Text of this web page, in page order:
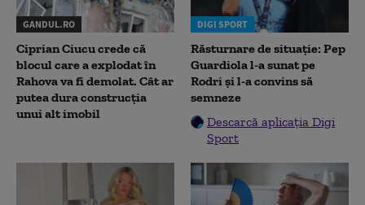
GANDUL.RO
Ciprian Ciucu crede că
blocul care a explodat în
Rahova va fi demolat. Cât ar
putea dura construcția
unui alt imobil
DIGI SPORT
Răsturnare de situație: Pep
Guardiola l-a sunat pe
Rodri și l-a convins să
semneze
Descarcă aplicația Digi
Sport